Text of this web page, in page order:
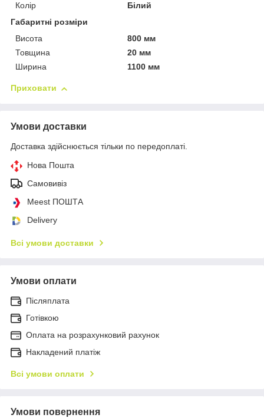
Колір
Білий
Габаритні розміри
Висота
800 мм
Товщина
20 мм
Ширина
1100 мм
Приховати
Умови доставки
Доставка здійснюється тільки по передоплаті.
Нова Пошта
Самовивіз
Meest ПОШТА
Delivery
Всі умови доставки
Умови оплати
Післяплата
Готівкою
Оплата на розрахунковий рахунок
Накладений платіж
Всі умови оплати
Умови повернення